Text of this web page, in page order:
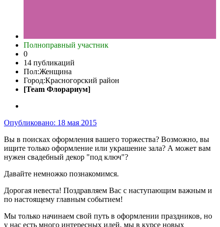
Полноправный участник
0
14 публикаций
Пол:Женщина
Город:Красногорский район
[Team Флорариум]
Опубликовано: 18 мая 2015
Вы в поисках оформления вашего торжества? Возможно, вы
ищите только оформление или украшение зала? А может вам
нужен свадебный декор "под ключ"?
Давайте немножко познакомимся.
Дорогая невеста! Поздравляем Вас с наступающим важным и
по настоящему главным событием!
Мы только начинаем свой путь в оформлении праздников, но
у нас есть много интересных идей, мы в курсе новых